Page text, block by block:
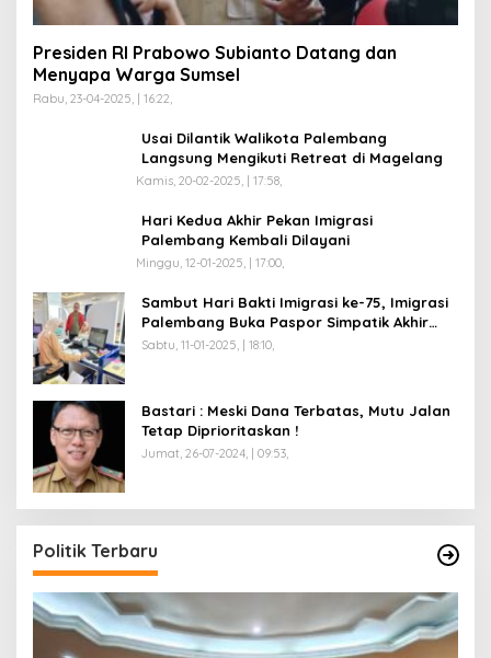
Presiden RI Prabowo Subianto Datang dan
Menyapa Warga Sumsel
Rabu, 23-04-2025, | 16:22,
Usai Dilantik Walikota Palembang
Langsung Mengikuti Retreat di Magelang
Kamis, 20-02-2025, | 17:58,
Hari Kedua Akhir Pekan Imigrasi
Palembang Kembali Dilayani
Minggu, 12-01-2025, | 17:00,
Sambut Hari Bakti Imigrasi ke-75, Imigrasi
Palembang Buka Paspor Simpatik Akhir
Pekan
Sabtu, 11-01-2025, | 18:10,
Bastari : Meski Dana Terbatas, Mutu Jalan
Tetap Diprioritaskan !
Jumat, 26-07-2024, | 09:53,
Politik Terbaru